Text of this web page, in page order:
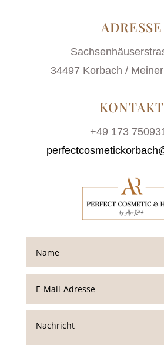
ADRESSE
34497 Korbach /
KONTAKT
+49 173